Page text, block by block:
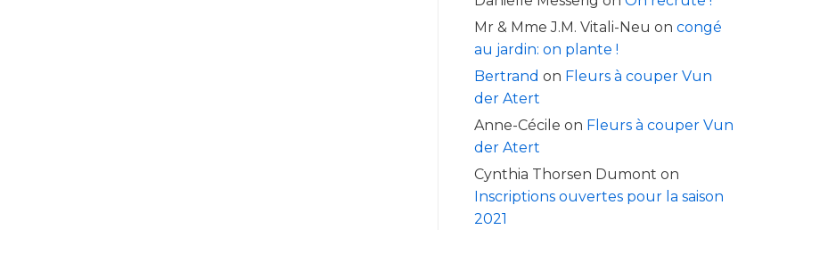
Mr & Mme J.M. Vitali-Neu on congé
au jardin: on plante !
Bertrand on Fleurs à couper Vun
der Atert
Anne-Cécile on Fleurs à couper Vun
der Atert
Cynthia Thorsen Dumont on
Inscriptions ouvertes pour la saison
2021